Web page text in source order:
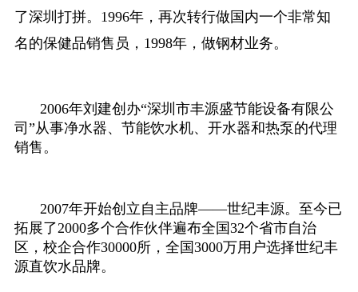
了深圳打拼。1996年，再次转行做国内一个非常知
名的保健品销售员，1998年，做钢材业务。
2006年刘建创办“深圳市丰源盛节能设备有限公
司”从事净水器、节能饮水机、开水器和热泵的代理
销售。
2007年开始创立自主品牌——世纪丰源。至今已
拓展了2000多个合作伙伴遍布全国32个省市自治
区，校企合作30000所，全国3000万用户选择世纪丰
源直饮水品牌。